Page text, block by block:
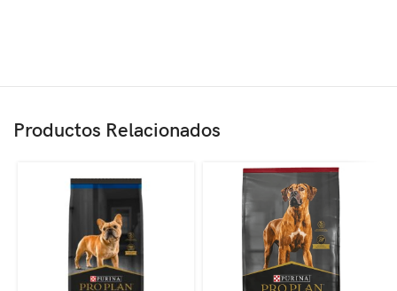
Productos Relacionados